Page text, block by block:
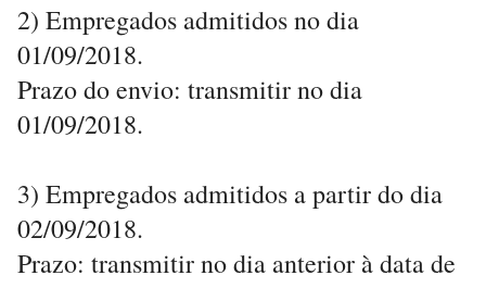
2) Empregados admitidos no dia
01/09/2018.
Prazo do envio: transmitir no dia
01/09/2018.
3) Empregados admitidos a partir do dia
02/09/2018.
Prazo: transmitir no dia anterior à data de